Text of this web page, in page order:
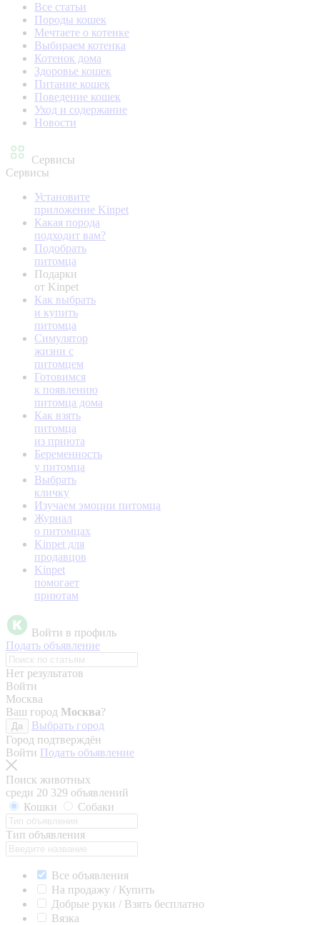
Все статьи
Породы кошек
Мечтаете о котенке
Выбираем котенка
Котенок дома
Здоровье кошек
Питание кошек
Поведение кошек
Уход и содержание
Новости
Сервисы
Сервисы
Установите
приложение Kinpet
Какая порода
подходит вам?
Подобрать
питомца
Подарки
от Kinpet
Как выбрать
и купить
питомца
Симулятор
жизни с
питомцем
Готовимся
к появлению
питомца дома
Как взять
питомца
из приюта
Беременность
у питомца
Выбрать
кличку
Изучаем эмоции питомца
Журнал
о питомцах
Kinpet для
продавцов
Kinpet
помогает
приютам
Войти в профиль
Подать объявление
Нет результатов
Войти
Москва
Ваш город Москва?
Да
Выбрать город
Город подтверждён
Войти Подать объявление
Поиск животных
среди 20 329 объявлений
Кошки
Собаки
Тип объявления
Все объявления
На продажу / Купить
Добрые руки / Взять бесплатно
Вязка